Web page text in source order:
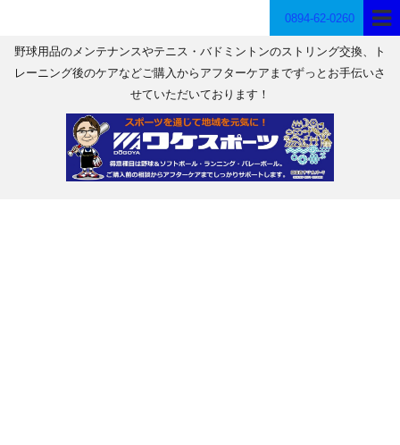
0894-62-0260
野球用品のメンテナンスやテニス・バドミントンのストリング交換、ト
レーニング後のケアなどご購入からアフターケアまでずっとお手伝いさ
せていただいております！